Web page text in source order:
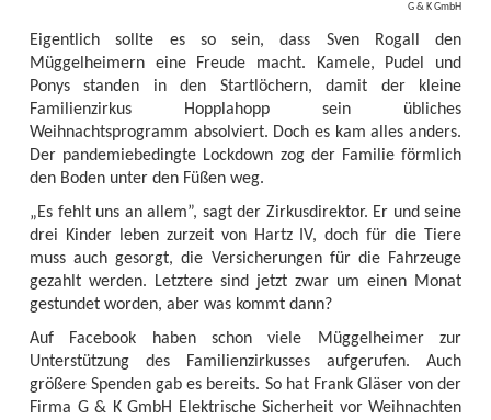
G & K GmbH
Eigentlich sollte es so sein, dass Sven Rogall den
Müggelheimern eine Freude macht. Kamele, Pudel und
Ponys standen in den Startlöchern, damit der kleine
Familienzirkus Hopplahopp sein übliches
Weihnachtsprogramm absolviert. Doch es kam alles anders.
Der pandemiebedingte Lockdown zog der Familie förmlich
den Boden unter den Füßen weg.
„Es fehlt uns an allem”, sagt der Zirkusdirektor. Er und seine
drei Kinder leben zurzeit von Hartz IV, doch für die Tiere
muss auch gesorgt, die Versicherungen für die Fahrzeuge
gezahlt werden. Letztere sind jetzt zwar um einen Monat
gestundet worden, aber was kommt dann?
Auf Facebook haben schon viele Müggelheimer zur
Unterstützung des Familienzirkusses aufgerufen. Auch
größere Spenden gab es bereits. So hat Frank Gläser von der
Firma G & K GmbH Elektrische Sicherheit vor Weihnachten